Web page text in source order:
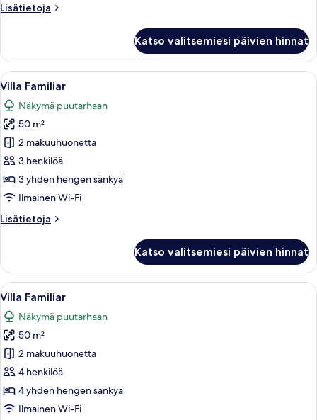
Lisätietoja
Lisätietoja
Katso valitsemiesi päivien hinnat
Avaa
kaikki
huonetyypin
Villa
Familiar
kuvat
Allergiatestatut vuodevaatteet,
6
Villa Familiar
Näkymä puutarhaan
50 m²
2 makuuhuonetta
3 henkilöä
3 yhden hengen sänkyä
Ilmainen Wi-Fi
Lisätietoja
Lisätietoja
Katso valitsemiesi päivien hinnat
Avaa
kaikki
huonetyypin
Villa
Familiar
kuvat
Allergiatestatut vuodevaatteet,
6
Villa Familiar
Näkymä puutarhaan
50 m²
2 makuuhuonetta
4 henkilöä
4 yhden hengen sänkyä
Ilmainen Wi-Fi